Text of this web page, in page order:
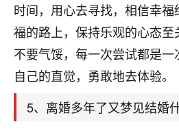
时间，用心去寻找，相信幸
福的路上，保持乐观的心态
不要气馁，每一次尝试都是
自己的直觉，勇敢地去体验。
5、离婚多年了又梦见结婚
付深
我是公司人事调整，有升
三个，找老师的时候是抱着
着我晋升有望，我半信半疑
后，我以为都没戏了，结果